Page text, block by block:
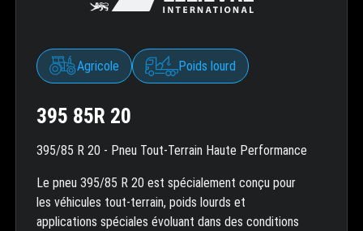
Agricole Poids lourd
395 85R 20
395/85 R 20 - Pneu Tout-Terrain Haute Performance
Le pneu 395/85 R 20 est spécialement conçu pour
les véhicules tout-terrain, poids lourds et
applications spéciales évoluant dans des conditions